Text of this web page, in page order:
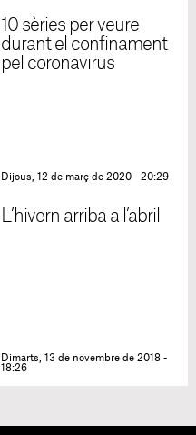
10 sèries per veure
durant el confinament
pel coronavirus
Dijous, 12 de març de 2020 - 20:29
L’hivern arriba a l’abril
Dimarts, 13 de novembre de 2018 -
18:26